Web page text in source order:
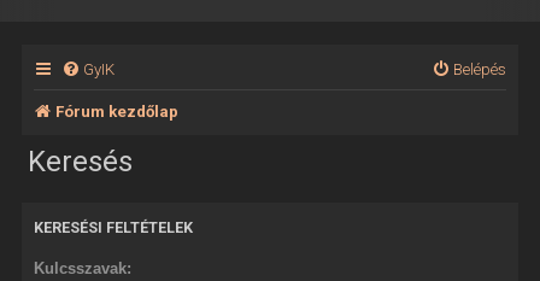
GyIK Belépés
Fórum kezdőlap
Keresés
KERESÉSI FELTÉTELEK
Kulcsszavak: